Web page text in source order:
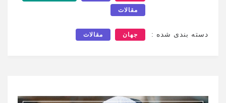
مقالات
دسته بندی شده : جهان مقالات